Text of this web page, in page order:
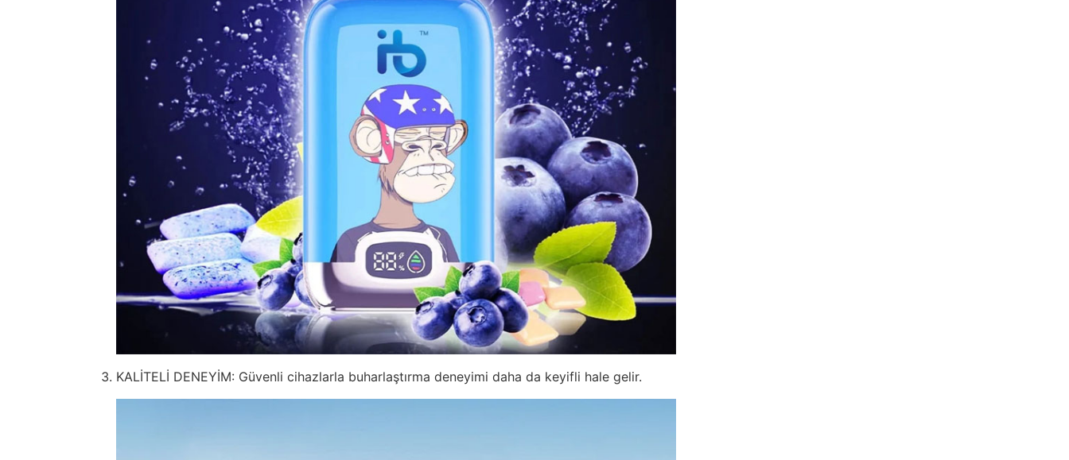
KALİTELİ DENEYİM: Güvenli cihazlarla buharlaştırma deneyimi daha da keyifli hale gelir.